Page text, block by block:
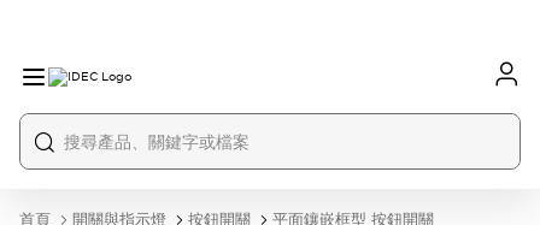
首頁 開關與指示燈 按鈕開關
平面鑲嵌框型 按鈕開關